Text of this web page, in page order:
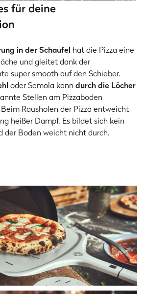
für deine
in der Schaufel hat die Pizza eine
und gleitet dank der
super smooth auf den Schieber.
oder Semola kann durch die Löcher
Stellen am Pizzaboden
Rausholen der Pizza entweicht
heißer Dampf. Es bildet sich kein
der Boden weicht nicht durch.